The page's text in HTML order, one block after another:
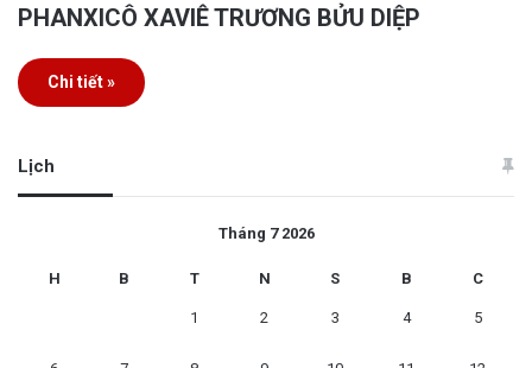
PHANXICÔ XAVIÊ TRƯƠNG BỬU DIỆP
Chi tiết »
Lịch
Tháng 7 2026
H B T N S B C
1 2 3 4 5